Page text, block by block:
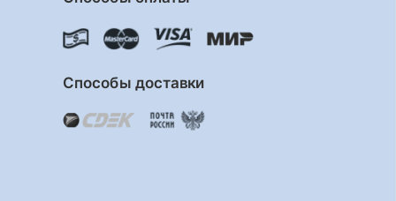
Способы доставки